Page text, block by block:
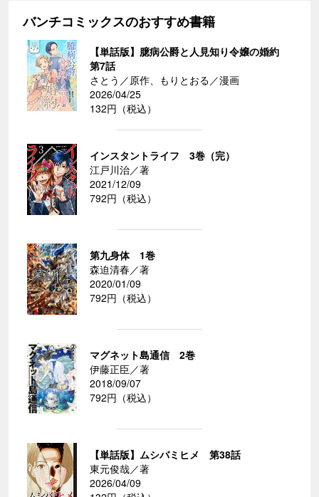
バンチコミックスのおすすめ書籍
【単話版】臆病公爵と人見知り令嬢の婚約
第7話
さとう／原作、もりとおる／漫画
2026/04/25
132円（税込）
インスタントライフ 3巻（完）
江戸川治／著
2021/12/09
792円（税込）
第九身体 1巻
森迫清春／著
2020/01/09
792円（税込）
マグネット島通信 2巻
伊藤正臣／著
2018/09/07
792円（税込）
【単話版】ムシバミヒメ 第38話
東元俊哉／著
2026/04/09